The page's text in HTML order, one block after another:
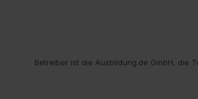
Betreiber ist die Ausbildung.de GmbH, die